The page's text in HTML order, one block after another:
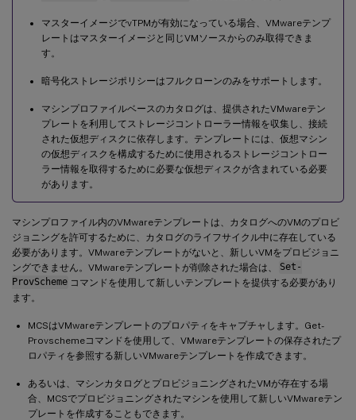
マスターイメージでvTPMが有効になっている場合、VMwareテンプ
レートはマスターイメージと同じVMソースからのみ取得できま
す。
暗号化ストレージポリシーはフルクローンのみをサポートします。
マシンプロファイルベースのカタログは、提供されたVMwareテン
プレートを利用してストレージコントローラー情報を収集し、接続
された仮想ディスクに依存します。テンプレートには、仮想マシン
の仮想ディスクを構成するために使用されるストレージコントロー
ラー情報を取得するために必要な仮想ディスクが含まれている必要
があります。
マシンプロファイル内のVMwareテンプレートは、カタログへのVMのプロビ
ジョニングを許可するために、カタログのライフサイクル中に存在している
必要があります。VMwareテンプレートがないと、新しいVMをプロビジョニ
ングできません。VMwareテンプレートが削除された場合は、
Set-
ProvScheme コマンドを使用して新しいテンプレートを提供する必要があり
ます。
MCSはVMwareテンプレートのプロパティをキャプチャします。Get-
Provschemeコマンドを使用して、VMwareテンプレートの保存されたプ
ロパティを参照する新しいVMwareテンプレートを作成できます。
あるいは、マシンカタログとプロビジョニングされたVMが存在する場
合、MCSでプロビジョニングされたマシンを使用して新しいVMwareテン
プレートを作成することもできます。